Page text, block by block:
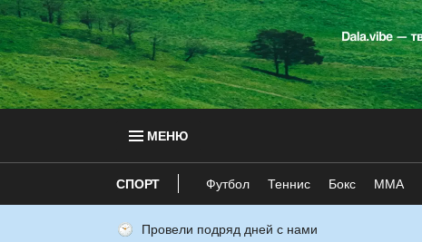
МЕНЮ
СПОРТ Футбол Теннис Бокс ММА
Провели подряд дней с нами